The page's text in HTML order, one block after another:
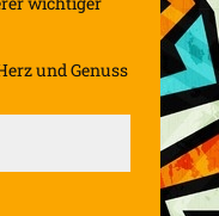
und Genuss